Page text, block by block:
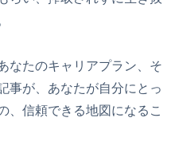
なたのキャリアプラン、そ
事が、あなたが自分にとっ
、信頼できる地図になるこ